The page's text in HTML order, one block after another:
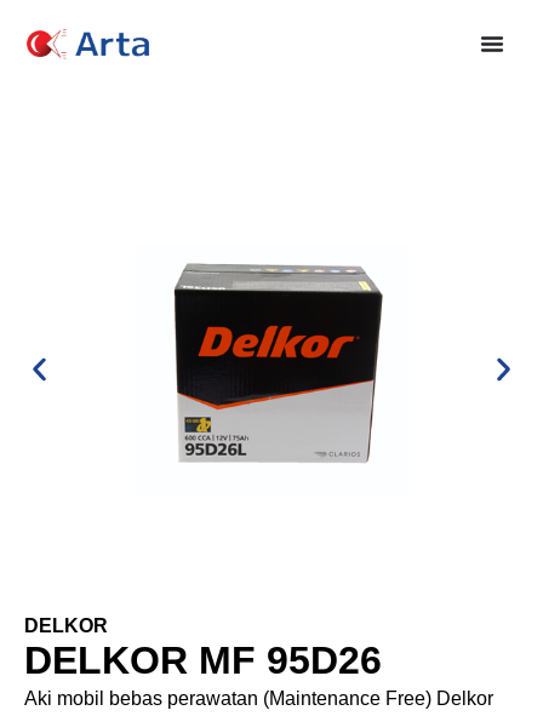
DELKOR
DELKOR MF 95D26
Aki mobil bebas perawatan (Maintenance Free) Delkor